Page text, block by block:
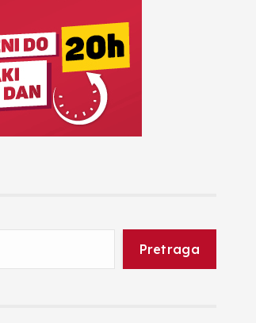
Pretraga